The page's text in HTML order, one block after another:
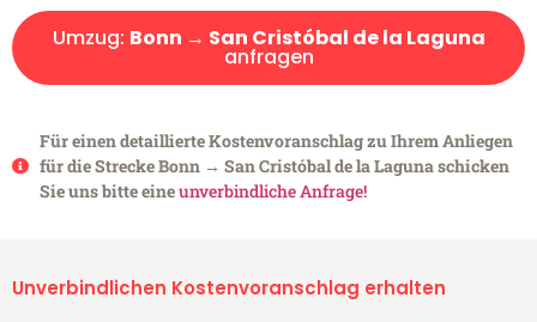
Umzug: Bonn → San Cristóbal de la Laguna
anfragen
Für einen detaillierte Kostenvoranschlag zu Ihrem Anliegen
für die Strecke Bonn → San Cristóbal de la Laguna schicken
Sie uns bitte eineunverbindliche Anfrage!
Unverbindlichen Kostenvoranschlag erhalten